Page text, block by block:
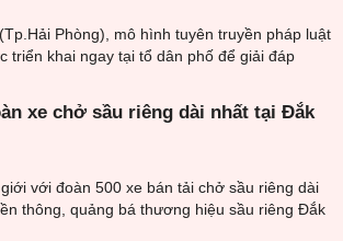
Phòng), mô hình tuyên truyền pháp luật
triển khai ngay tại tổ dân phố để giải đáp
xe chở sầu riêng dài nhất tại Đắk
với đoàn 500 xe bán tải chở sầu riêng dài
thông, quảng bá thương hiệu sầu riêng Đắk